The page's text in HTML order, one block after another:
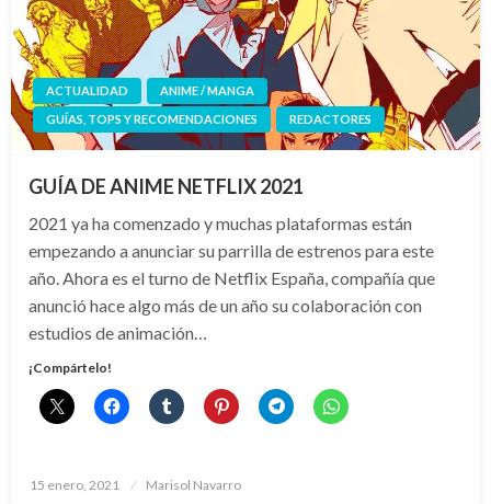
ACTUALIDAD
ANIME / MANGA
GUÍAS, TOPS Y RECOMENDACIONES
REDACTORES
GUÍA DE ANIME NETFLIX 2021
2021 ya ha comenzado y muchas plataformas están
empezando a anunciar su parrilla de estrenos para este
año. Ahora es el turno de Netflix España, compañía que
anunció hace algo más de un año su colaboración con
estudios de animación…
¡Compártelo!
Publicado
15 enero, 2021 Marisol Navarro